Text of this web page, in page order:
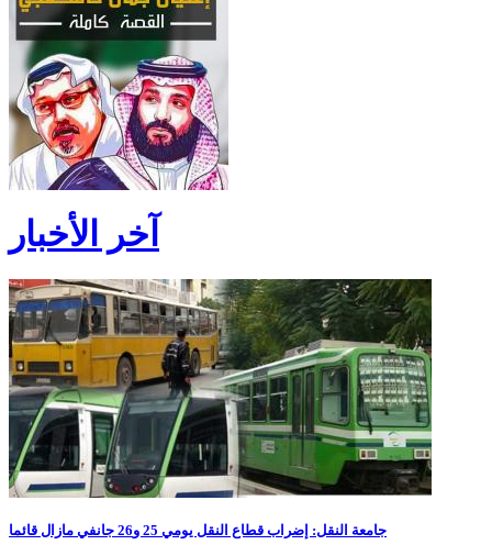
آخر الأخبار
جامعة النقل: إضراب قطاع النقل يومي 25 و26 جانفي مازال قائما